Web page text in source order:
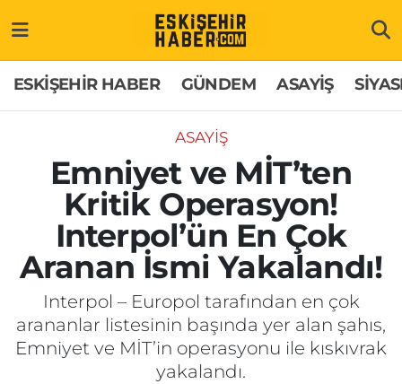
ESKİŞEHİR HABER GÜNDEM ASAYİŞ
ASAYİŞ
Emniyet ve MİT’ten
Kritik Operasyon!
Interpol’ün En Çok
Aranan İsmi Yakalandı!
Interpol – Europol tarafından en çok
arananlar listesinin başında yer alan şahıs,
Emniyet ve MİT’in operasyonu ile kıskıvrak
yakalandı.
GÜNDEM
ASAYİŞ
SİYASET
EKONOMİ
SAĞLIK
EĞİTİM
Hakkımızda
İletişim
Künye
Odunpazarı Trafik Yoğunluk Haritası
Süper Lig Puan Durumu ve Fikstür
Tüm Manşetler
Son Dakika Haberleri
Haber Arşivi